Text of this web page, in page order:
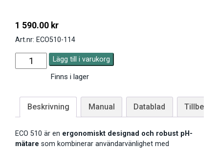
1 590.00 kr
Art.nr: ECO510-114
Lägg till i varukorg
Finns i lager
Beskrivning Manual Datablad Tillbehör
ECO 510 är en ergonomiskt designad och robust pH-
mätare som kombinerar användarvänlighet med